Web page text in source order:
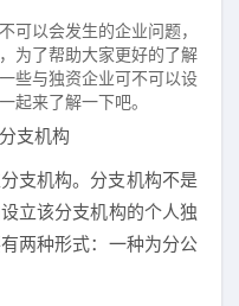
可以会发生的企业问题，
为了帮助大家更好的了解
些与独资企业可不可以设
起来了解一下吧。
支机构
支机构。分支机构不是
立该分支机构的个人独
两种形式：一种为分公